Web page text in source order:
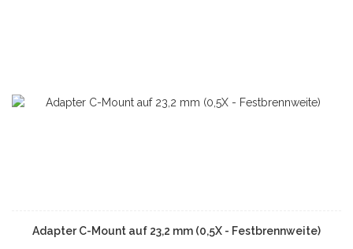
Adapter C-Mount auf 23,2 mm (0,5X - Festbrennweite)